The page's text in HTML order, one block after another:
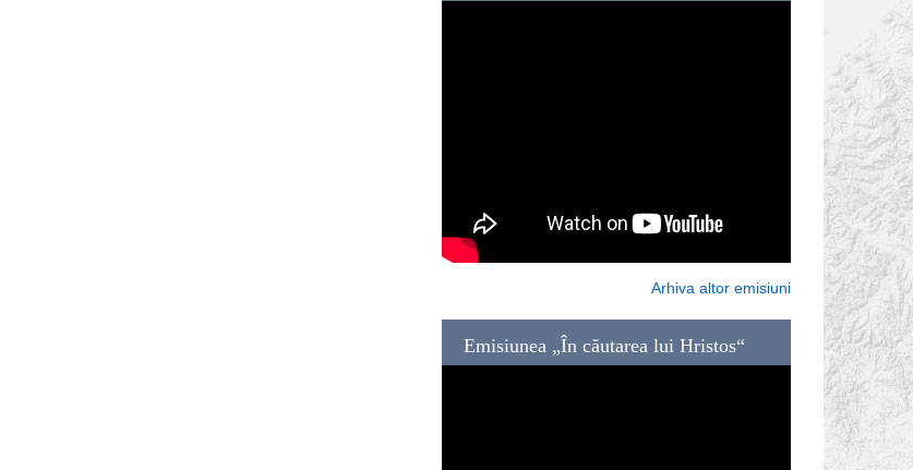
Arhiva altor emisiuni
Emisiunea „În căutarea lui Hristos“